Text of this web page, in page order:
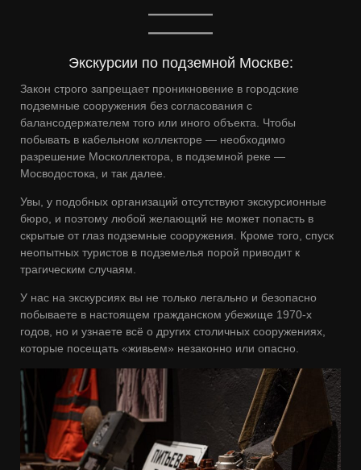
Экскурсии по подземной Москве:
Закон строго запрещает проникновение в городские
подземные сооружения без согласования с
балансодержателем того или иного объекта. Чтобы
побывать в кабельном коллекторе — необходимо
разрешение Москоллектора, в подземной реке —
Мосводостока, и так далее.
Увы, у подобных организаций отсутствуют экскурсионные
бюро, и поэтому любой желающий не может попасть в
скрытые от глаз подземные сооружения. Кроме того, спуск
неопытных туристов в подземелья порой приводит к
трагическим случаям.
У нас на экскурсиях вы не только легально и безопасно
побываете в настоящем гражданском убежище 1970-х
годов, но и узнаете всё о других столичных сооружениях,
которые посещать «живьем» незаконно или опасно.